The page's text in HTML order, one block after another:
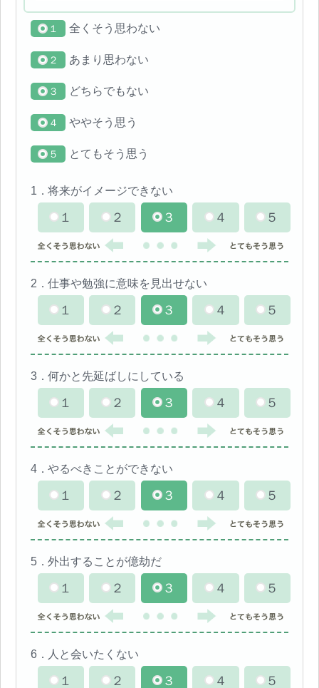
全くそう思わない
あまり思わない
どちらでもない
ややそう思う
とてもそう思う
1．将来がイメージできない
１ ２ ３ ４ ５
2．仕事や勉強に意味を見出せない
１ ２ ３ ４ ５
3．何かと先延ばしにしている
１ ２ ３ ４ ５
4．やるべきことができない
１ ２ ３ ４ ５
5．外出することが億劫だ
１ ２ ３ ４ ５
6． 人と会いたくない
１ ２ ３ ４ ５